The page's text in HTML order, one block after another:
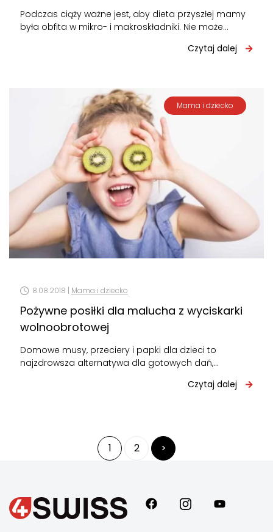
Podczas ciąży ważne jest, aby dieta przyszłej mamy
była obfita w mikro- i makroskładniki. Nie może
Czytaj dalej
Mama i dziecko
8.08.2018 | Mama i dziecko
Pożywne posiłki dla malucha z wyciskarki
wolnoobrotowej
Domowe musy, przeciery i papki dla dzieci to
najzdrowsza alternatywa dla gotowych dań,
Czytaj dalej
Stronicowanie
wpisów
1 2 >